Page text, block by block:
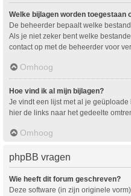
Welke bijlagen worden toegestaan
De beheerder bepaalt welke
Als je niet zeker bent welke
contact op met de beheerder voor
Omhoog
Hoe vind ik al mijn bijlagen?
Je vindt een lijst met al je
hier de links naar het gedeelte
Omhoog
phpBB vragen
Wie heeft dit forum geschreven?
Deze software (in zijn originele